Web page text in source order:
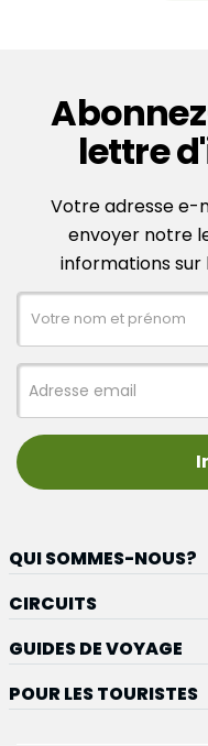
lettre
Votre adresse e-
envoyer notre
informations sur
QUI SOMMES-NOUS?
CIRCUITS
GUIDES DE VOYAGE
POUR LES TOURISTES